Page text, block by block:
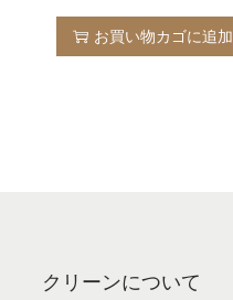
お買い物カゴに追加
クリーンについて